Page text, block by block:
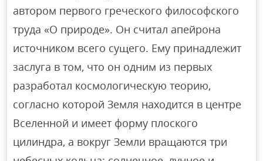
автором первого греческого философского
труда «О природе». Он считал апейрона
источником всего сущего. Ему принадлежит
заслуга в том, что он одним из первых
разработал космологическую теорию,
согласно которой Земля находится в центре
Вселенной и имеет форму плоского
цилиндра, а вокруг Земли вращаются три